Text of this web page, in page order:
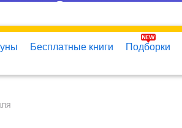
Бесплатные книги Подборки